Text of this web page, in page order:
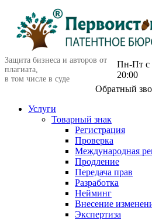
Защита бизнеса и авторов от
плагиата,
в том числе в суде
Пн-Пт c
20:00
Обратный
Услуги
Товарный знак
Регистрация
Проверка
Международная
Продление
Передача прав
Разработка
Нейминг
Внесение
Экспертиза